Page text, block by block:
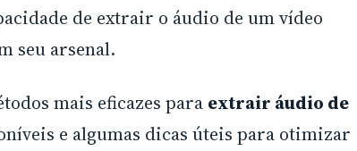
de extrair o áudio de um vídeo
seu arsenal.
mais eficazes para extrair áudio de
e algumas dicas úteis para otimizar